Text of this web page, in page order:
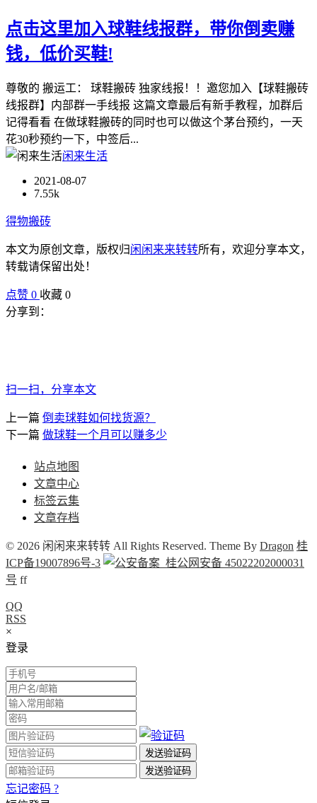
点击这里加入球鞋线报群，带你倒卖赚
钱，低价买鞋!
尊敬的 搬运工： 球鞋搬砖 独家线报！！邀您加入【球鞋搬砖
线报群】内部群一手线报 这篇文章最后有新手教程，加群后
记得看看 在做球鞋搬砖的同时也可以做这个茅台预约，一天
花30秒预约一下，中签后...
闲来生活
2021-08-07
7.55k
得物搬砖
本文为原创文章，版权归闲闲来来转转所有，欢迎分享本文，
转载请保留出处！
点赞 0 收藏 0
分享到：
扫一扫，分享本文
上一篇 倒卖球鞋如何找货源？
下一篇 做球鞋一个月可以赚多少
站点地图
文章中心
标签云集
文章存档
© 2026 闲闲来来转转 All Rights Reserved. Theme By Dragon 桂
ICP备19007896号-3
桂公网安备 45022202000031
号 ff
QQ
RSS
×
登录
忘记密码 ?